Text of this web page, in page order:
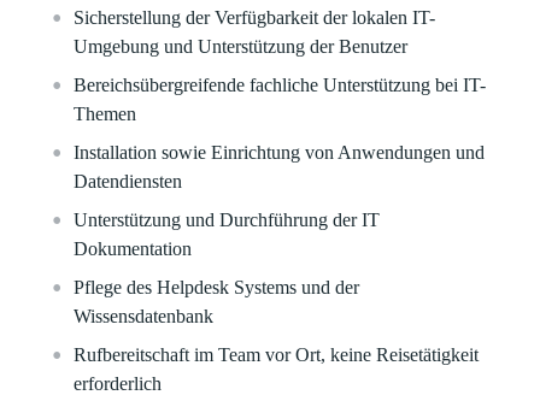
Sicherstellung der Verfügbarkeit der lokalen IT-
Umgebung und Unterstützung der Benutzer
Bereichsübergreifende fachliche Unterstützung bei IT-
Themen
Installation sowie Einrichtung von Anwendungen und
Datendiensten
Unterstützung und Durchführung der IT
Dokumentation
Pflege des Helpdesk Systems und der
Wissensdatenbank
Rufbereitschaft im Team vor Ort, keine Reisetätigkeit
erforderlich